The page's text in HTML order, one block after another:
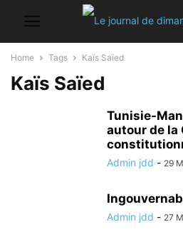
Home Tags Kaïs Saïed
Kaïs Saïed
Tunisie-
autour de la
Admin jdd - 29
Admin jdd - 27